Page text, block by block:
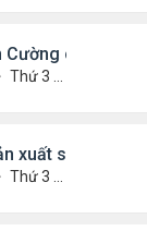
chi 100
Thứ 3 Tháng 7 28, 2026 4:47 pm
xuất sữa 'pha
Thứ 3 Tháng 7 28, 2026 4:43 pm